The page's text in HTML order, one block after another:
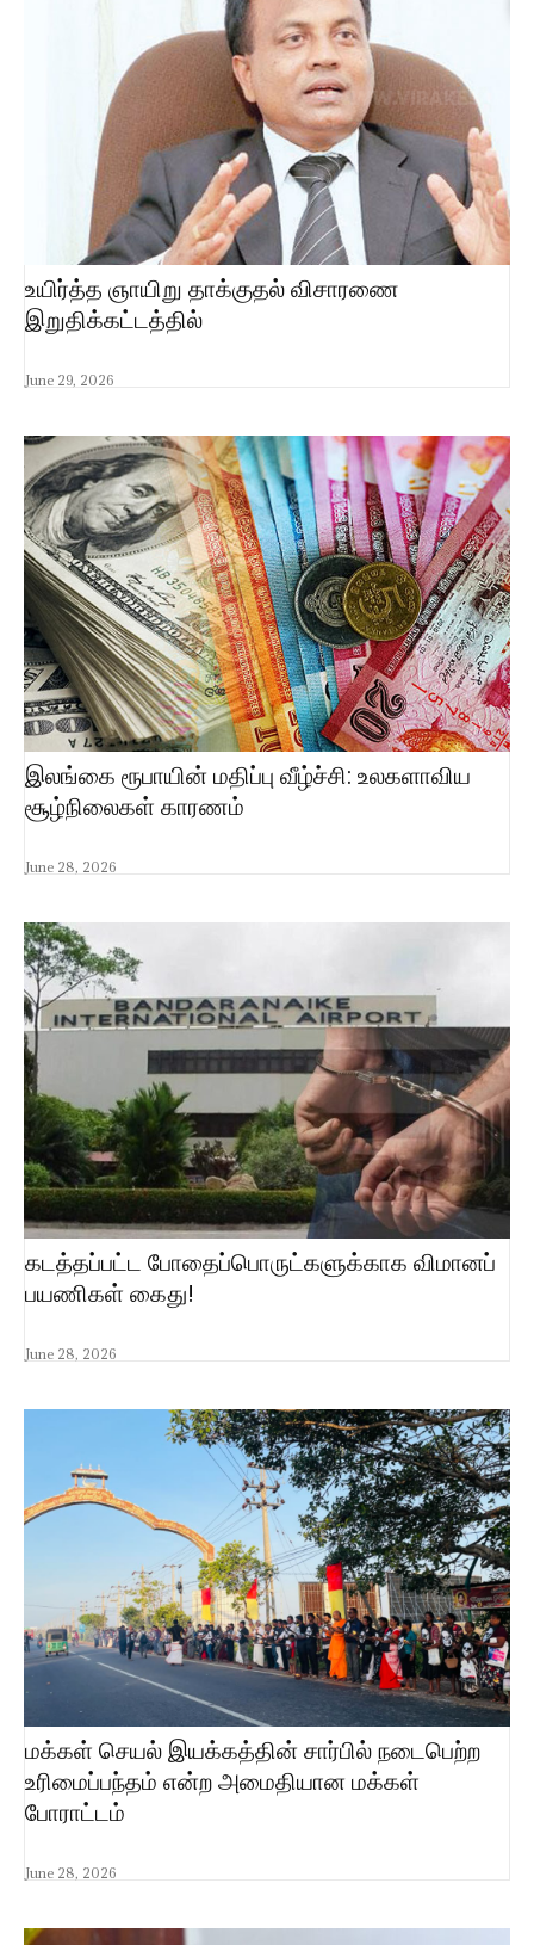
உயிர்த்த ஞாயிறு தாக்குதல் விசாரணை
இறுதிக்கட்டத்தில்
June 29, 2026
இலங்கை ரூபாயின் மதிப்பு வீழ்ச்சி: உலகளாவிய
சூழ்நிலைகள் காரணம்
June 28, 2026
கடத்தப்பட்ட போதைப்பொருட்களுக்காக விமானப்
பயணிகள் கைது!
June 28, 2026
மக்கள் செயல் இயக்கத்தின் சார்பில் நடைபெற்ற
உரிமைப்பந்தம் என்ற அமைதியான மக்கள்
போராட்டம்
June 28, 2026